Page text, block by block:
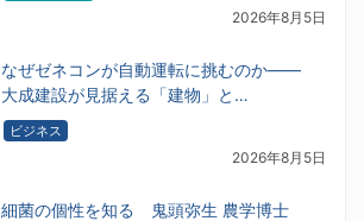
2026年8月5日
なぜゼネコンが自動運転に挑むのか――
大成建設が見据える「建物」と…
ビジネス
2026年8月5日
細菌の個性を知る 鬼頭弥生 農学博士